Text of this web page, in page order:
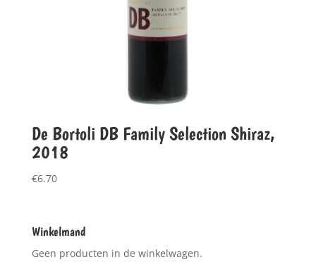
De Bortoli DB Family Selection Shiraz,
2018
€6.70
Winkelmand
Geen producten in de winkelwagen.